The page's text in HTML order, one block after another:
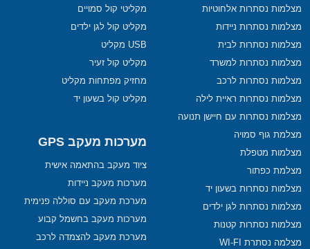
מצלמות נסתרות אלחוטיות
מצלמות נסתרות ניידות
מצלמות נסתרות לבית
מצלמות נסתרות למשרד
מצלמות נסתרות לרכב
מצלמות נסתרות ראיית לילה
מצלמות נסתרות עם חיישן תנועה
מצלמת גוף סמויה
מצלמות מטפלת
מצלמת כפתור
מצלמות נסתרות בשעון יד
מצלמות נסתרות לגן ילדים
מצלמות נסתרות קטנות
מצלמה נסתרת WI-FI
מקליטי קול סמויים
מקליט קול לגן ילדים
USB מקליט
מקליט קול זעיר
מחזיק מפתחות מקליט
מקליט קול בשעון יד
מערכות מעקב GPS
ציוד מעקב בהתאמה אישית
מערכות מעקב ניידות
מערכת מעקב עם סוללה פנימית
מערכות מעקב בחשמל קבוע
מערכת מעקב להצמדה לרכב